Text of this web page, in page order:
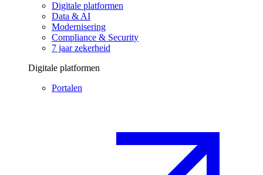
Digitale platformen
Data & AI
Modernisering
Compliance & Security
7 jaar zekerheid
Digitale platformen
Portalen